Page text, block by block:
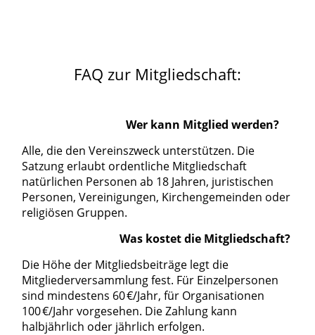
FAQ zur Mitgliedschaft:
Wer kann Mitglied werden?
Alle, die den Vereinszweck unterstützen. Die
Satzung erlaubt ordentliche Mitgliedschaft
natürlichen Personen ab 18 Jahren, juristischen
Personen, Vereinigungen, Kirchengemeinden oder
religiösen Gruppen.
Was kostet die Mitgliedschaft?
Die Höhe der Mitgliedsbeiträge legt die
Mitgliederversammlung fest. Für Einzelpersonen
sind mindestens 60 €/Jahr, für Organisationen
100 €/Jahr vorgesehen. Die Zahlung kann
halbjährlich oder jährlich erfolgen.